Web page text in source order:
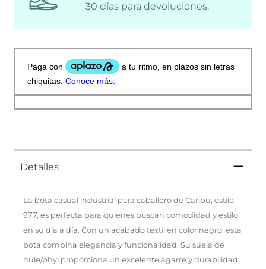
30 días para devoluciones.
Detalles
La bota casual industrial para caballero de Caribu, estilo
977, es perfecta para quienes buscan comodidad y estilo
en su día a día. Con un acabado textil en color negro, esta
bota combina elegancia y funcionalidad. Su suela de
hule/phyl proporciona un excelente agarre y durabilidad,